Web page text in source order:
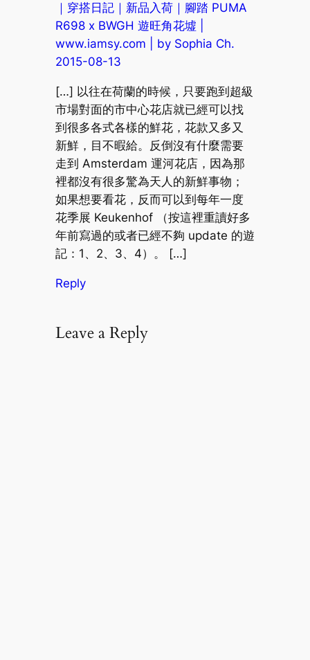
｜穿搭日記｜新品入荷｜腳踏 PUMA
R698 x BWGH 遊旺角花墟 |
www.iamsy.com | by Sophia Ch.
2015-08-13
[…] 以往在荷蘭的時候，只要跑到超級
市場對面的市中心花店就已經可以找
到很多各式各樣的鮮花，花款又多又
新鮮，目不暇給。反倒沒有什麼需要
走到 Amsterdam 運河花店，因為那
裡都沒有很多驚為天人的新鮮事物；
如果想要看花，反而可以到每年一度
花季展 Keukenhof （按這裡重讀好多
年前寫過的或者已經不夠 update 的遊
記：1、2、3、4）。 […]
Reply
Leave a Reply